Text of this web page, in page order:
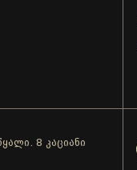
8 კაციანი